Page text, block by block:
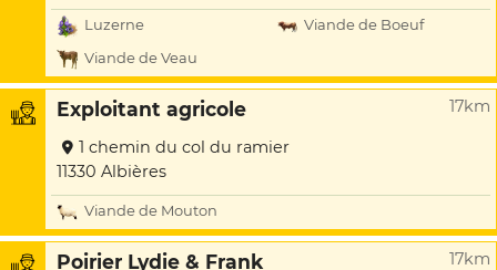
Luzerne
Viande de Boeuf
Viande de Veau
Exploitant agricole 17km
1 chemin du col du ramier
11330 Albières
Viande de Mouton
Poirier Lydie & Frank 17km